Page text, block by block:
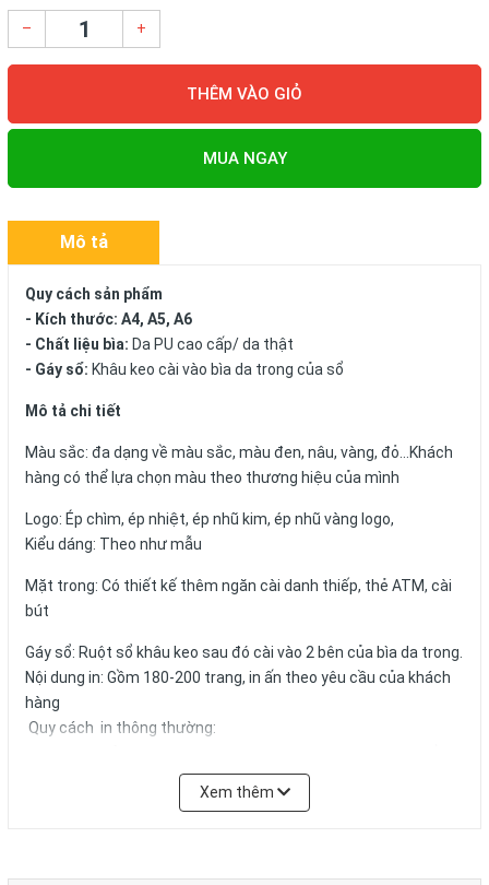
– +
THÊM VÀO GIỎ
MUA NGAY
Mô tả
Quy cách sản phẩm
- Kích thước: A4, A5, A6
- Chất liệu bìa: Da PU cao cấp/ da thật
- Gáy sổ: Khâu keo cài vào bìa da trong của sổ
Mô tả chi tiết
Màu sắc: đa dạng về màu sắc, màu đen, nâu, vàng, đỏ...Khách
hàng có thể lựa chọn màu theo thương hiệu của mình
Logo: Ép chìm, ép nhiệt, ép nhũ kim, ép nhũ vàng logo,
Kiểu dáng: Theo như mẫu
Mặt trong: Có thiết kế thêm ngăn cài danh thiếp, thẻ ATM, cài
bút
Gáy sổ: Ruột sổ khâu keo sau đó cài vào 2 bên của bìa da trong.
Nội dung in: Gồm 180-200 trang, in ấn theo yêu cầu của khách
hàng
Quy cách in thông thường:
+ Trang viết: in 01 màu 01 nội dung trên giấy offset 80g màu
Xem thêm